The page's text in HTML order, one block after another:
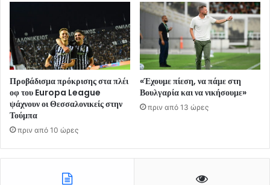
Προβάδισμα πρόκρισης στα πλέι
οφ του Europa League
ψάχνουν οι Θεσσαλονικείς στην
Τούμπα
πριν από 10 ώρες
«Έχουμε πίεση, να πάμε στη
Βουλγαρία και να νικήσουμε»
πριν από 13 ώρες